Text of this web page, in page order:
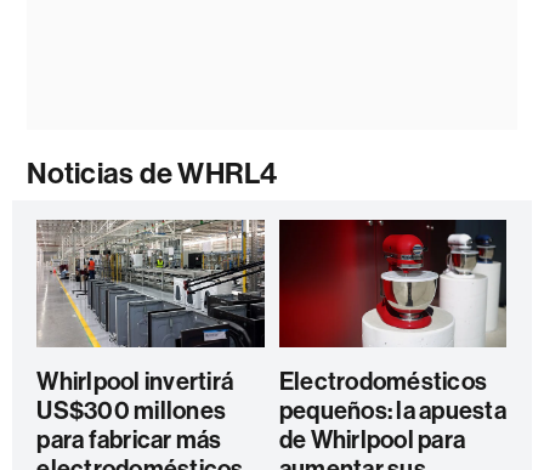
Noticias de WHRL4
Whirlpool invertirá
US$300 millones
para fabricar más
Electrodomésticos
pequeños: la apuesta
de Whirlpool para